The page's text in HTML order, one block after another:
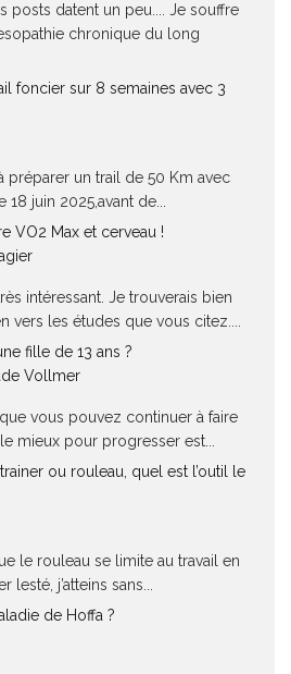
posts datent un peu.... Je souffre
chronique du long
foncier sur 8 semaines avec 3
préparer un trail de 50 Km avec
juin 2025,avant de...
VO2 Max et cerveau !
intéressant. Je trouverais bien
vers les études que vous citez....
fille de 13 ans ?
Vollmer
vous pouvez continuer à faire
mieux pour progresser est...
ou rouleau, quel est l’outil le
le rouleau se limite au travail en
j’atteins sans...
de Hoffa ?